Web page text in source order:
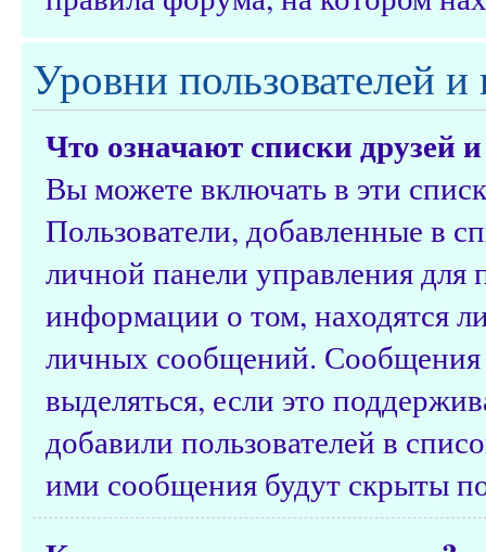
Уровни пользователей
Что означают списки друзей
Вы можете включать в эти
Пользователи, добавленные в
личной панели управления для
информации о том, находятся
личных сообщений. Сообщения
выделяться, если это
добавили пользователей в
ими сообщения будут скрыты